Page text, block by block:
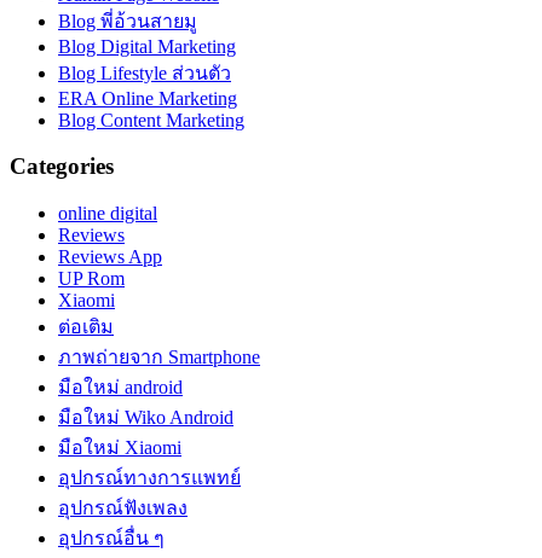
Blog พี่อ้วนสายมู
Blog Digital Marketing
Blog Lifestyle ส่วนตัว
ERA Online Marketing
Blog Content Marketing
Categories
online digital
Reviews
Reviews App
UP Rom
Xiaomi
ต่อเติม
ภาพถ่ายจาก Smartphone
มือใหม่ android
มือใหม่ Wiko Android
มือใหม่ Xiaomi
อุปกรณ์ทางการแพทย์
อุปกรณ์ฟังเพลง
อุปกรณ์อื่น ๆ